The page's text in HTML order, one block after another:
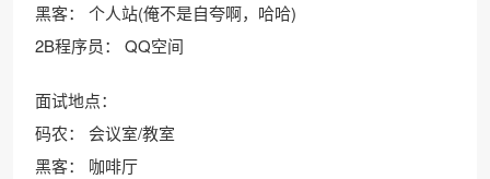
黑客： 个人站(俺不是自夸啊，哈哈)
2B程序员： QQ空间
面试地点：
码农： 会议室/教室
黑客： 咖啡厅